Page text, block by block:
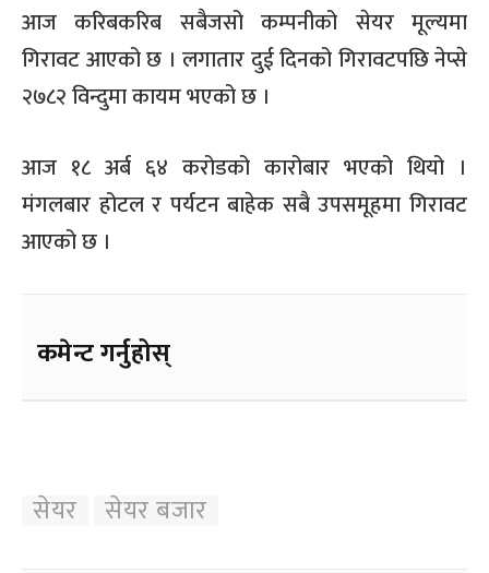
आज करिबकरिब सबैजसो कम्पनीको सेयर मूल्यमा
गिरावट आएको छ । लगातार दुई दिनको गिरावटपछि नेप्से
२७८२ विन्दुमा कायम भएको छ ।
आज १८ अर्ब ६४ करोडको कारोबार भएको थियो ।
मंगलबार होटल र पर्यटन बाहेक सबै उपसमूहमा गिरावट
आएको छ ।
कमेन्ट गर्नुहोस्
सेयर सेयर बजार